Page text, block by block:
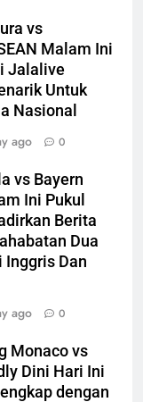
vs
Malam Ini
Jalalive
Untuk
Nasional
ago 0
vs Bayern
Ini Pukul
Berita
Dua
Inggris Dan
ago 0
Monaco vs
Dini Hari Ini
dengan